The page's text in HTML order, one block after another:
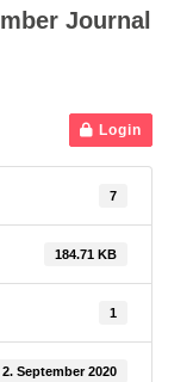
Journal
Login
7
184.71 KB
1
2. September 2020